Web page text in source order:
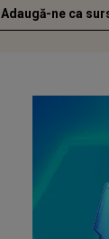
Adaugă-ne ca